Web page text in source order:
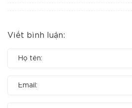
Viết bình luận: